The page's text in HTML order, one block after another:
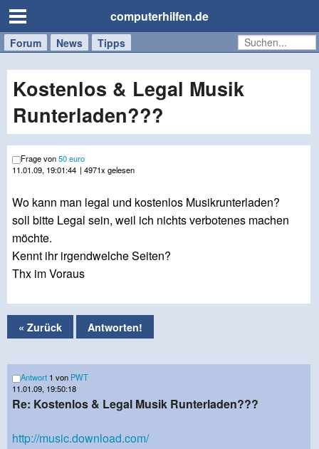
computerhilfen.de
Forum News Tipps
Handy
Tablet
Windows
Mac
Kostenlos & Legal Musik
Runterladen???
Frage von50 euro
11.01.09, 19:01:44 | 4971x gelesen
Wo kann man legal und kostenlos Musikrunterladen?
soll bitte Legal sein, weil ich nichts verbotenes machen
möchte.
Kennt ihr irgendwelche Seiten?
Thx im Voraus
« Zurück Antworten!
Antwort 1 von PWT
11.01.09, 19:50:18
Re: Kostenlos & Legal Musik Runterladen???
http://music.download.com/